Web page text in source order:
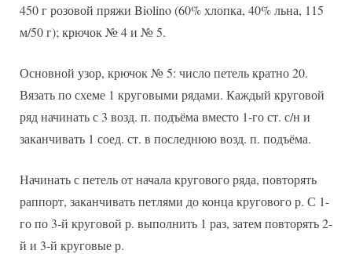
450 г розовой пряжи Biolino (60% хлопка, 40% льна, 115
м/50 г); крючок № 4 и № 5.
Основной узор, крючок № 5: число петель кратно 20.
Вязать по схеме 1 круговыми рядами. Каждый круговой
ряд начинать с 3 возд. п. подъёма вместо 1-го ст. с/н и
заканчивать 1 соед. ст. в последнюю возд. п. подъёма.
Начинать с петель от начала кругового ряда, повторять
раппорт, заканчивать петлями до конца кругового р. С 1-
го по 3-й круговой р. выполнить 1 раз, затем повторять 2-
й и 3-й круговые р.